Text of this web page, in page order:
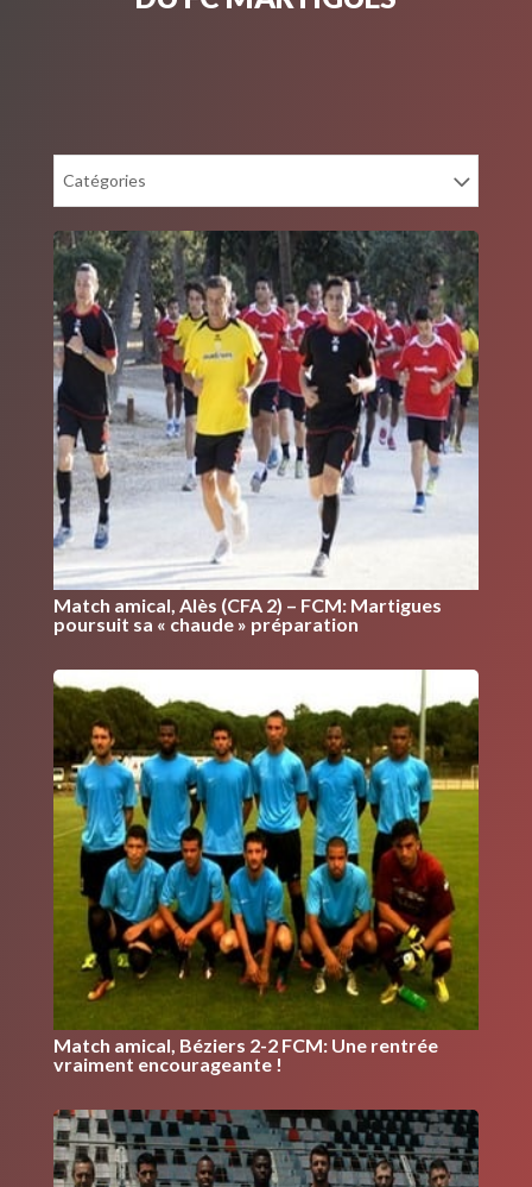
Catégories
Match amical, Alès (CFA 2) – FCM: Martigues
poursuit sa « chaude » préparation
Match amical, Béziers 2-2 FCM: Une rentrée
vraiment encourageante !